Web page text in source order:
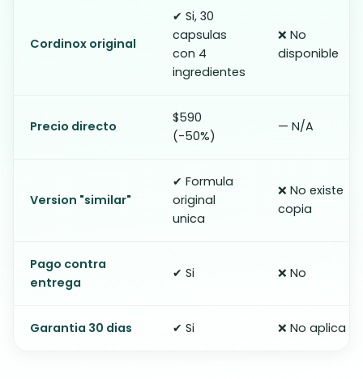
Cordinox original
✔ Si, 30
capsulas
con 4
ingredientes
❌ No
disponible
Precio directo
$590
(-50%)
— N/A
Version "similar"
✔ Formula
original
unica
❌ No existe
copia
Pago contra
entrega
✔ Si ❌ No
Garantia 30 dias ✔ Si ❌ No aplica